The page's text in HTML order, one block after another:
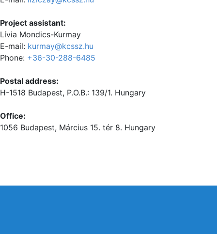
Project assistant:
Lívia Mondics-Kurmay
E-mail: kurmay@kcssz.hu
Phone: +36-30-288-6485
Postal address:
H-1518 Budapest, P.O.B.: 139/1. Hungary
Office:
1056 Budapest, Március 15. tér 8. Hungary